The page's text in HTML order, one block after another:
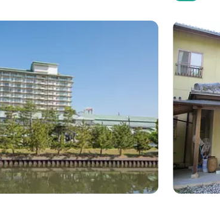
http://
日替わり
す。